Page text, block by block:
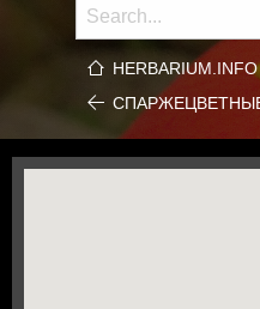
СПАРЖЕЦВЕТНЫЕ